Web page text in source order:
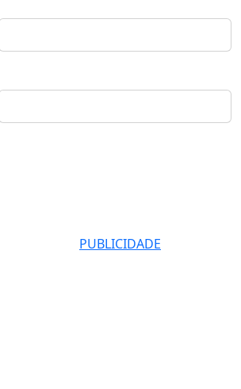
PUBLICIDADE